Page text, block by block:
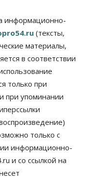
в Новосибирске
дети: в десяти
введут
информационно-
(тексты,
материалы,
в соответствии
только при
при упоминании
только с
информационно-
и со ссылкой на